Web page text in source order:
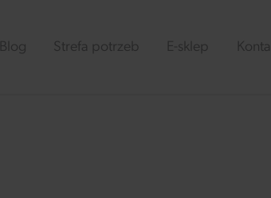
Blog Strefa potrzeb E-sklep